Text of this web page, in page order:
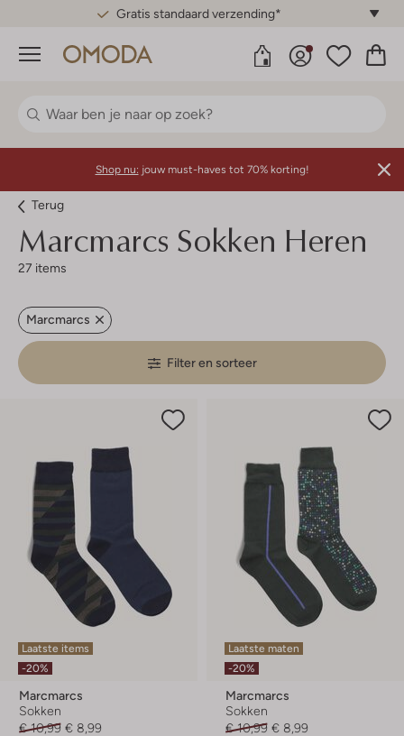
Gratis standaard verzending*
Menu
Shop nu: jouw must-haves tot 70% korting!
Terug
Marcmarcs Sokken Heren
27 items
Marcmarcs
Filter en sorteer
Laatste items
-20%
Marcmarcs
Sokken
€ 10,99 € 8,99
Laatste maten
-20%
Marcmarcs
Sokken
€ 10,99 € 8,99